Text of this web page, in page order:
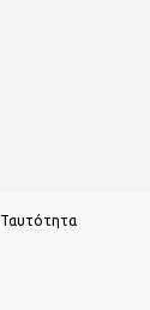
Ταυτότητα